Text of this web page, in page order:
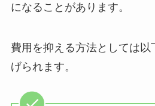
になることがあります。
費用を抑える方法としては以
げられます。